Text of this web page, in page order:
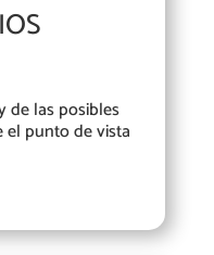
de las posibles
el punto de vista